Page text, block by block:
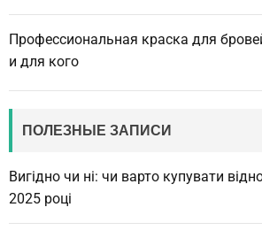
Профессиональная краска для
и для кого
ПОЛЕЗНЫЕ ЗАПИСИ
Вигідно чи ні: чи варто купувати
2025 році